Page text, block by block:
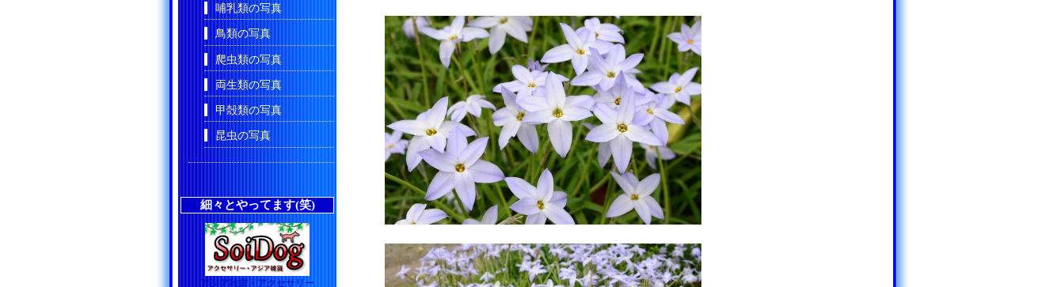
哺乳類の写真
鳥類の写真
爬虫類の写真
両生類の写真
甲殻類の写真
昆虫の写真
細々とやってます(笑)
アジア雑貨・アクセサリー